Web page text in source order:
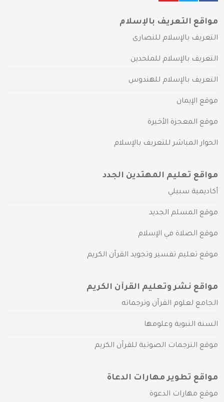
مواقع التعريف بالإسلام
التعريف بالإسلام للنصارى
التعريف بالإسلام للملحدين
التعريف بالإسلام للهندوس
موقع الإيمان
موقع المعجزة الأخيرة
الحوار المباشر للتعريف بالإسلام
مواقع تعليم المهتدين الجدد
أكاديمية سبيلي
موقع المسلم الجديد
موقع الصلاة في الإسلام
موقع تعليم تفسير وتجويد القرآن الكريم
مواقع نشر وتعليم القرآن الكريم
الجامع لعلوم القرآن وترجماته
السنة النبوية وعلومها
موقع الترجمات الصوتية للقرآن الكريم
مواقع تطوير مهارات الدعاة
موقع مهارات الدعوة